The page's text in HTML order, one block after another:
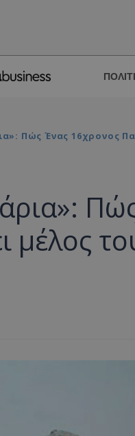
Πώς Ένας 16χρονος
μέλος